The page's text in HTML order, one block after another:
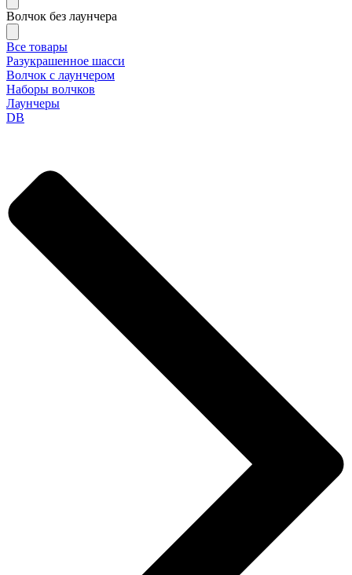
Волчок без лаунчера
Все товары
Разукрашенное шасси
Волчок с лаунчером
Наборы волчков
Лаунчеры
DB